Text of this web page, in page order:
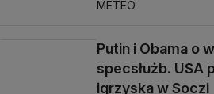
METEO
Putin i Obama o
specsłużb. USA
igrzyska w Soczi